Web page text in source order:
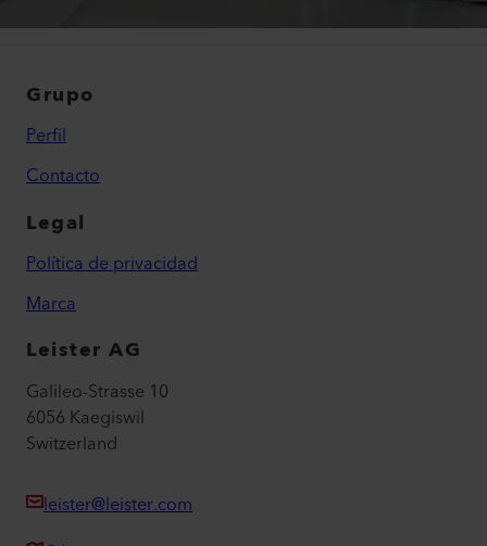
Grupo
Perfil
Contacto
Legal
Política de privacidad
Marca
Leister AG
Galileo-Strasse 10
6056 Kaegiswil
Switzerland
leister@leister.com